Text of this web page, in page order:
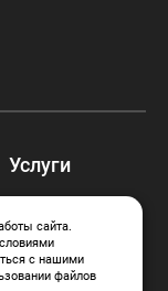
сайта.
с нашими
файлов
Услуги
решения
Аутсорсинг